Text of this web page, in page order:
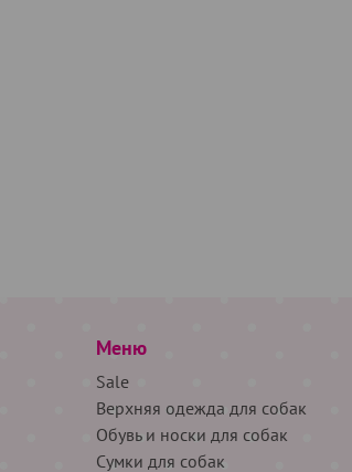
Меню
Sale
Верхняя одежда для собак
Обувь и носки для собак
Сумки для собак